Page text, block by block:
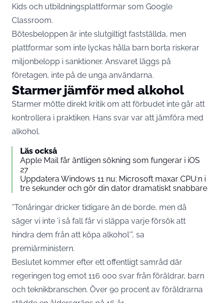
Kids och utbildningsplattformar som Google
Classroom.
Bötesbeloppen är inte slutgiltigt fastställda, men
plattformar som inte lyckas hålla barn borta riskerar
miljonbelopp i sanktioner. Ansvaret läggs på
företagen, inte på de unga användarna.
Starmer jämför med alkohol
Starmer mötte direkt kritik om att förbudet inte går att
kontrollera i praktiken. Hans svar var att jämföra med
alkohol.
Läs också
Apple Mail får äntligen sökning som fungerar i iOS
27
Uppdatera Windows 11 nu: Microsoft maxar CPU:n i
tre sekunder och gör din dator dramatiskt snabbare
”Tonåringar dricker tidigare än de borde, men då
säger vi inte ’i så fall får vi släppa varje försök att
hindra dem från att köpa alkohol'”, sa
premiärministern.
Beslutet kommer efter ett offentligt samråd där
regeringen tog emot 116 000 svar från föräldrar, barn
och teknikbranschen. Över 90 procent av föräldrarna